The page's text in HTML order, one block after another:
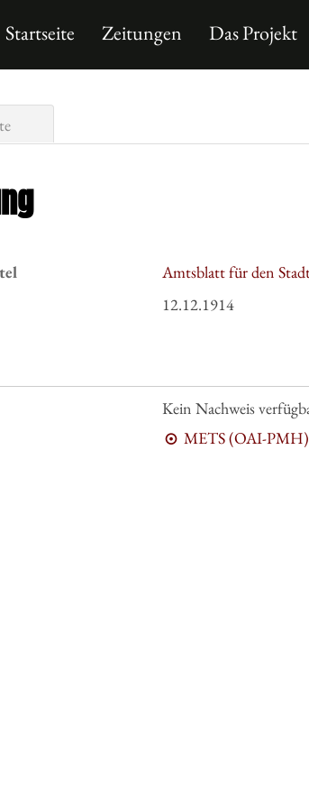
Startseite Zeitungen Das Projekt
Amtsblatt für den
12.12.1914
Kein Nachweis
METS (OAI-PMH)